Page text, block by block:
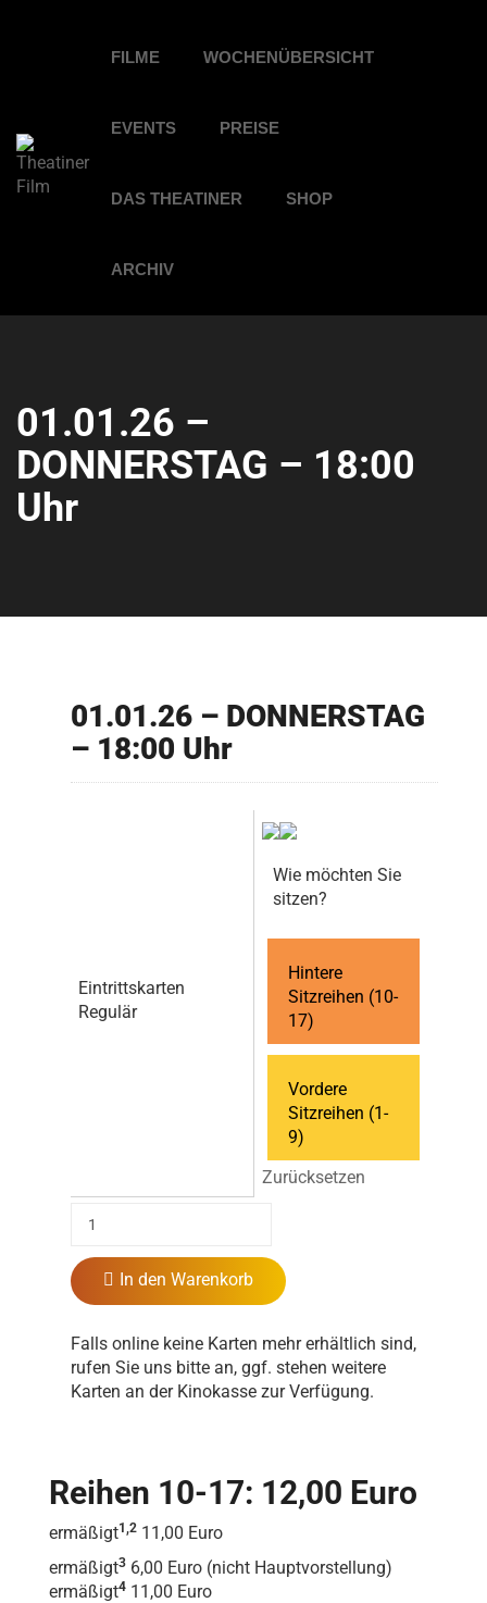
FILME WOCHENÜBERSICHT
EVENTS PREISE
DAS THEATINER SHOP
ARCHIV
01.01.26 –
DONNERSTAG – 18:00
Uhr
01.01.26 – DONNERSTAG
– 18:00 Uhr
Eintrittskarten
Regulär
Wie möchten Sie
sitzen?
Hintere
Sitzreihen (10-
17)
Vordere
Sitzreihen (1-
9)
Zurücksetzen
In den Warenkorb
Falls online keine Karten mehr erhältlich sind,
rufen Sie uns bitte an, ggf. stehen weitere
Karten an der Kinokasse zur Verfügung.
Reihen 10-17: 12,00 Euro
ermäßigt1,2 11,00 Euro
ermäßigt3 6,00 Euro (nicht Hauptvorstellung)
ermäßigt4 11,00 Euro